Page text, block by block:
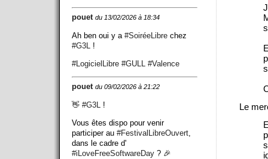
Le
pouet du 13/02/2026 à 18:34
Ah ben oui y a #SoiréeLibre chez
#G3L !
#LogicielLibre #GULL #Valence
pouet du 09/02/2026 à 21:22
👋 #G3L
!
Vous êtes dispo pour venir
participer au #FestivalLibreOuvert
dans le cadre d'
#iLoveFreeSoftwareDay ? 🎉